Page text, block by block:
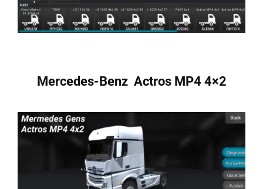
Mercedes-Benz Actros MP4 4×2